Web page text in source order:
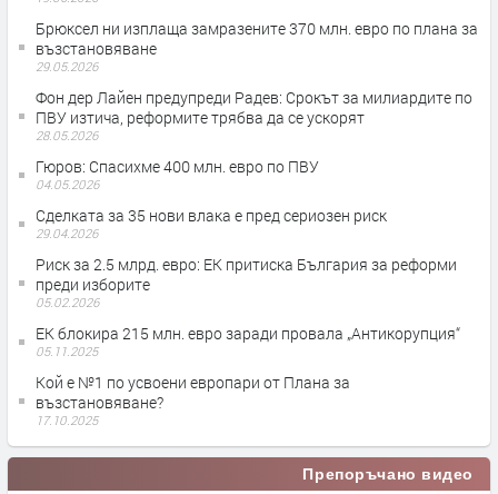
Брюксел ни изплаща замразените 370 млн. евро по плана за
възстановяване
29.05.2026
Фон дер Лайен предупреди Радев: Срокът за милиардите по
ПВУ изтича, реформите трябва да се ускорят
28.05.2026
Гюров: Спасихме 400 млн. евро по ПВУ
04.05.2026
Сделката за 35 нови влака е пред сериозен риск
29.04.2026
Риск за 2.5 млрд. евро: ЕК притиска България за реформи
преди изборите
05.02.2026
ЕК блокира 215 млн. евро заради провала „Антикорупция“
05.11.2025
Кой е №1 по усвоени европари от Плана за
възстановяване?
17.10.2025
Препоръчано видео